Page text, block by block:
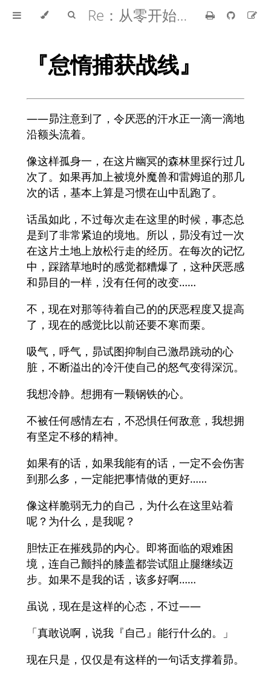
Re：从零开始的异世界生活
『怠惰捕获战线』
——昴注意到了，令厌恶的汗水正一滴一滴地
沿额头流着。
像这样孤身一，在这片幽冥的森林里探行过几
次了。如果再加上被境外魔兽和雷姆追的那几
次的话，基本上算是习惯在山中乱跑了。
话虽如此，不过每次走在这里的时候，事态总
是到了非常紧迫的境地。所以，昴没有过一次
在这片土地上放松行走的经历。在每次的记忆
中，踩踏草地时的感觉都糟爆了，这种厌恶感
和昴目的一样，没有任何的改变……
不，现在对那等待着自己的的厌恶程度又提高
了，现在的感觉比以前还要不寒而栗。
吸气，呼气，昴试图抑制自己激昂跳动的心
脏，不断溢出的冷汗使自己的怒气变得深沉。
我想冷静。想拥有一颗钢铁的心。
不被任何感情左右，不恐惧任何敌意，我想拥
有坚定不移的精神。
如果有的话，如果我能有的话，一定不会伤害
到那么多，一定能把事情做的更好……
像这样脆弱无力的自己，为什么在这里站着
呢？为什么，是我呢？
胆怯正在摧残昴的内心。即将面临的艰难困
境，连自己颤抖的膝盖都尝试阻止腿继续迈
步。如果不是我的话，该多好啊……
虽说，现在是这样的心态，不过——
「真敢说啊，说我『自己』能行什么的。」
现在只是，仅仅是有这样的一句话支撑着昴。